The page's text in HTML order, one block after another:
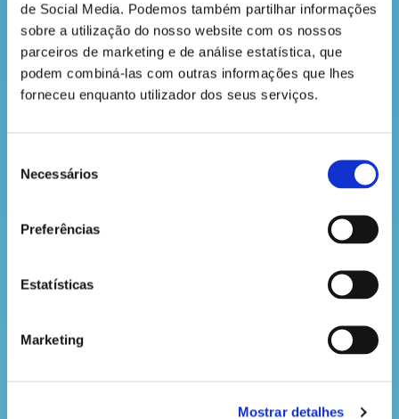
de Social Media. Podemos também partilhar informações
sobre a utilização do nosso website com os nossos
parceiros de marketing e de análise estatística, que
podem combiná-las com outras informações que lhes
forneceu enquanto utilizador dos seus serviços.
Necessários
Preferências
Estatísticas
Marketing
Mostrar detalhes
Cobre o tubo de cartão do rolo de papel higiénico
com cola e reveste-o com o retângulo de papel
preto que recortaste.
Dobra uma das extremidades do tubo de cartão em
mesmo tipo de dobra. Assim, consegues dar forma
às orelhas e patas do teu morcego.